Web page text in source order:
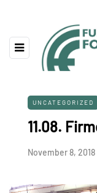
UNCATEGORIZED
11.08.
November 8, 2018